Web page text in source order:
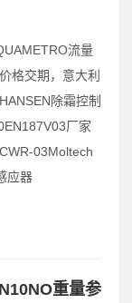
流量
格交期，意大利
除霜控制
厂家
03Moltech
应器
重量参